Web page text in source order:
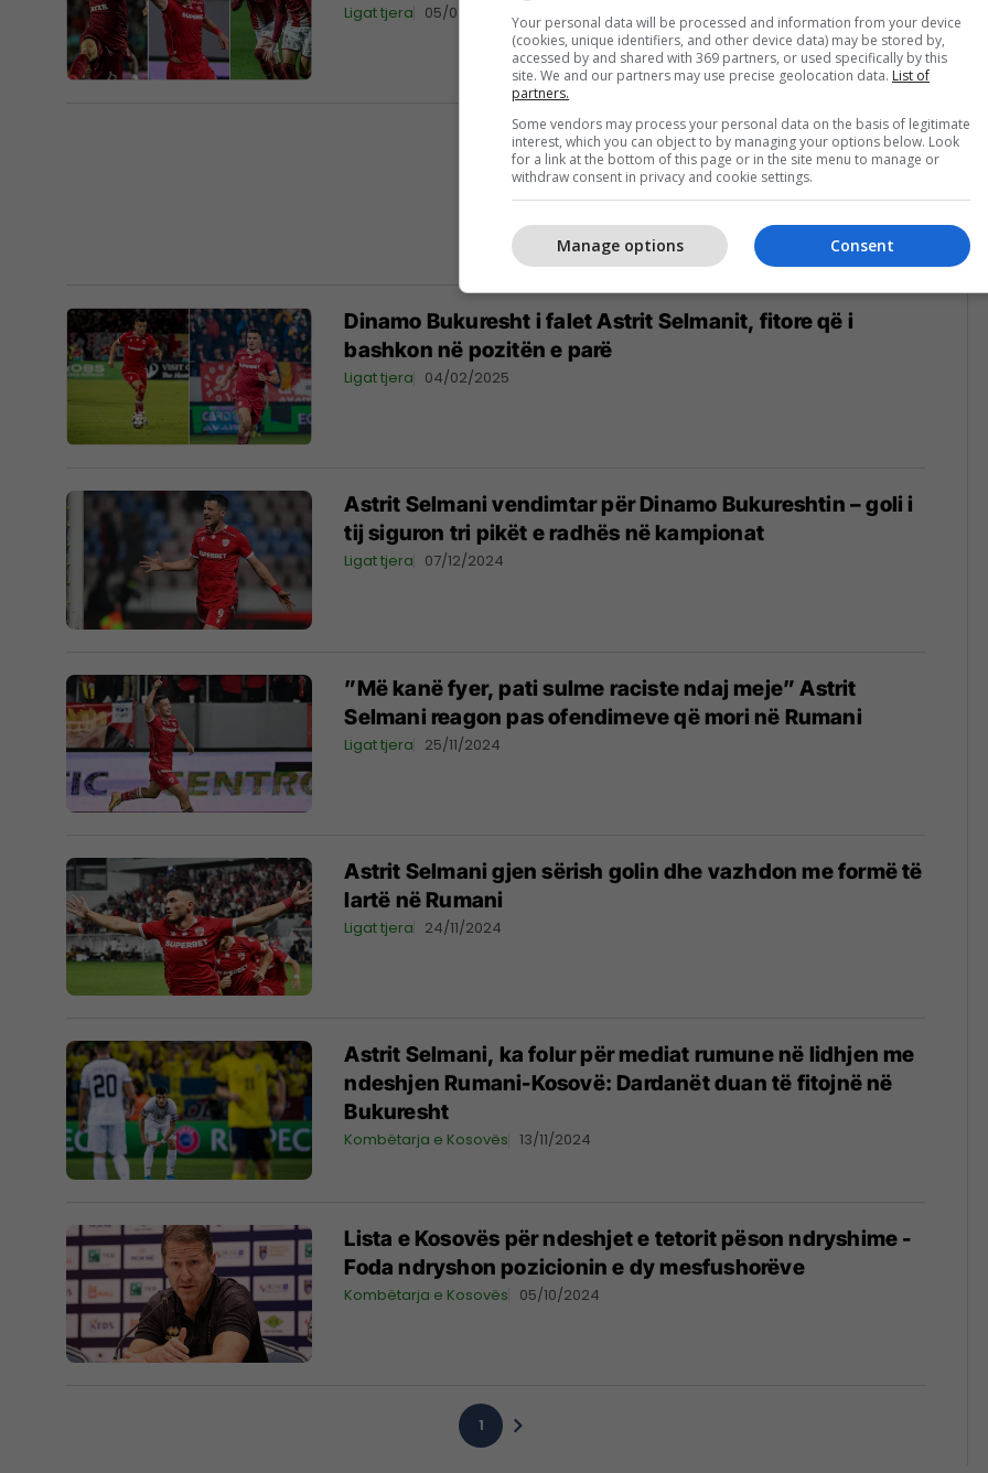
Ligat tjera 05/03/2025
Dinamo Bukuresht i falet Astrit Selmanit, fitore që i
bashkon në pozitën e parë
Ligat tjera 04/02/2025
Astrit Selmani vendimtar për Dinamo Bukureshtin – goli i
tij siguron tri pikët e radhës në kampionat
Ligat tjera 07/12/2024
”Më kanë fyer, pati sulme raciste ndaj meje” Astrit
Selmani reagon pas ofendimeve që mori në Rumani
Ligat tjera 25/11/2024
Astrit Selmani gjen sërish golin dhe vazhdon me formë të
lartë në Rumani
Ligat tjera 24/11/2024
Astrit Selmani, ka folur për mediat rumune në lidhjen me
ndeshjen Rumani-Kosovë: Dardanët duan të fitojnë në
Bukuresht
Kombëtarja e Kosovës 13/11/2024
Lista e Kosovës për ndeshjet e tetorit pëson ndryshime -
Foda ndryshon pozicionin e dy mesfushorëve
Kombëtarja e Kosovës 05/10/2024
1
Your personal data will be processed and information from your device
(cookies, unique identifiers, and other device data) may be stored by,
accessed by and shared with 369 partners, or used specifically by this
site. We and our partners may use precise geolocation data. List of
partners.
Some vendors may process your personal data on the basis of legitimate
interest, which you can object to by managing your options below. Look
for a link at the bottom of this page or in the site menu to manage or
withdraw consent in privacy and cookie settings.
Consent
Manage options